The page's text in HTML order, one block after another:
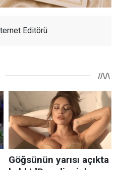
Editörü